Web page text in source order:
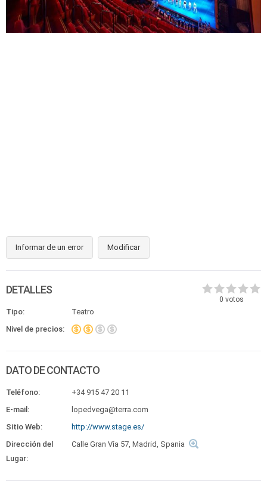
Informar de un error Modificar
0 votos
DETALLES
Tipo:
Teatro
Nivel de precios:
DATO DE CONTACTO
Teléfono:
+34 915 47 20 11
E-mail:
lopedvega@terra.com
Sitio Web:
http://www.stage.es/
Dirección del
Lugar:
Calle Gran Vía 57, Madrid, Spania